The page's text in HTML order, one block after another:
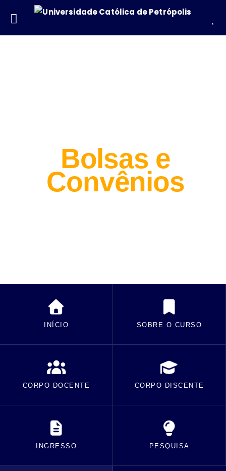
Bolsas e
Convênios
INÍCIO SOBRE O CURSO
CORPO DOCENTE CORPO DISCENTE
INGRESSO PESQUISA